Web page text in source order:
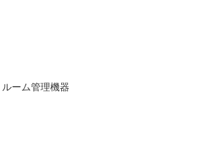
ルーム管理機器